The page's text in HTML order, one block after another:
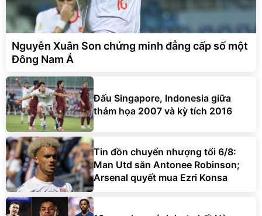
Nguyễn Xuân Son chứng minh đẳng cấp số một
Đông Nam Á
Đấu Singapore, Indonesia giữa
thảm họa 2007 và kỳ tích 2016
Tin đồn chuyển nhượng tối 6/8:
Man Utd săn Antonee Robinson;
Arsenal quyết mua Ezri Konsa